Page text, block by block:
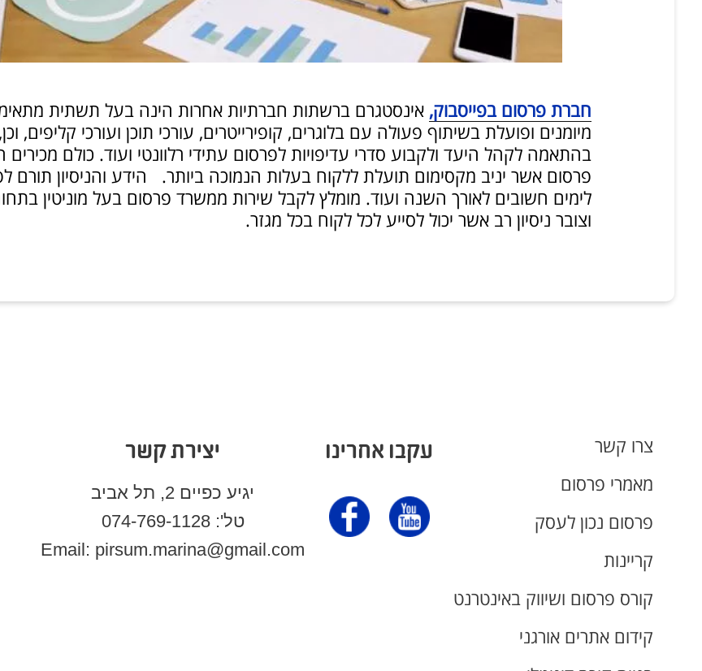
חברת פרסום בפייסבוק, אינסטגרם ברשתות חברתיות אחרות הינה בעל תשתית
מיומנים ופועלת בשיתוף פעולה עם בלוגרים, קופירייטרים, עורכי תוכן ועורכי
בהתאמה לקהל היעד ולקבוע סדרי עדיפויות לפרסום עתידי רלוונטי ועוד. כולם
פרסום אשר יניב מקסימום תועלת ללקוח בעלות הנמוכה ביותר. הידע והניסיון תורם
לימים חשובים לאורך השנה ועוד. מומלץ לקבל שירות ממשרד פרסום בעל מוניטין
וצובר ניסיון רב אשר יכול לסייע לכל לקוח בכל מגזר.
יצירת קשר
יגיע כפיים 2, תל אביב
טל': 074-769-1128
Email: pirsum.marina@gmail.com
עקבו אחרינו
צרו קשר
מאמרי פרסום
פרסום נכון לעסק
קריינות
קורס פרסום ושיווק באינטרנט
קידום אתרים אורגני